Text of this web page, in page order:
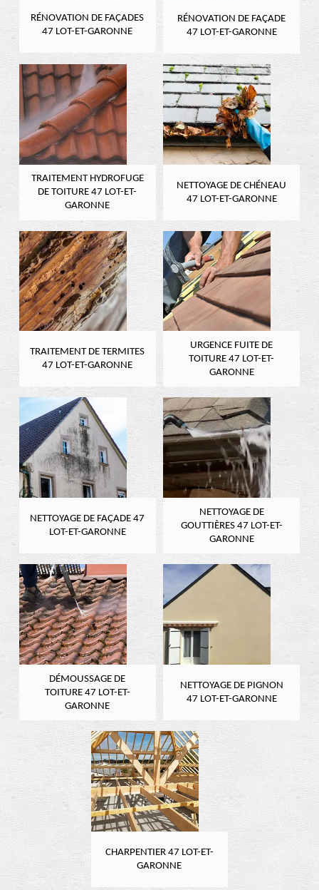
RÉNOVATION DE FAÇADES
47 LOT-ET-GARONNE
RÉNOVATION DE FAÇADE
47 LOT-ET-GARONNE
TRAITEMENT HYDROFUGE
DE TOITURE 47 LOT-ET-
GARONNE
NETTOYAGE DE CHÉNEAU
47 LOT-ET-GARONNE
TRAITEMENT DE TERMITES
47 LOT-ET-GARONNE
URGENCE FUITE DE
TOITURE 47 LOT-ET-
GARONNE
NETTOYAGE DE FAÇADE 47
LOT-ET-GARONNE
NETTOYAGE DE
GOUTTIÈRES 47 LOT-ET-
GARONNE
DÉMOUSSAGE DE
TOITURE 47 LOT-ET-
GARONNE
NETTOYAGE DE PIGNON
47 LOT-ET-GARONNE
CHARPENTIER 47 LOT-ET-
GARONNE